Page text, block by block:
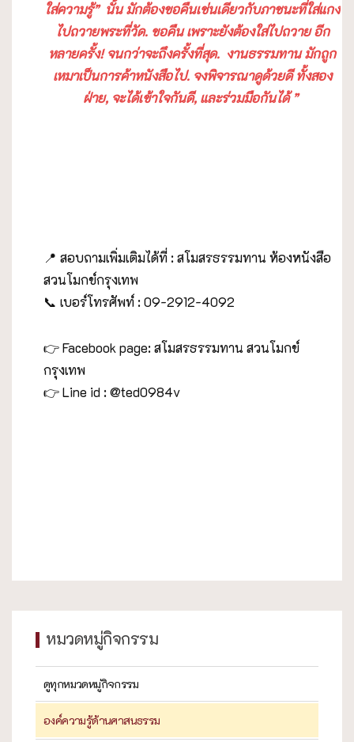
ใส่ความรู้” นั้น มักต้องขอคืนเช่นเดียวกับภาชนะที่ใส่แกง
ไปถวายพระที่วัด. ขอคืน เพราะยังต้องใส่ไปถวาย อีก
หลายครั้ง!จนกว่าจะถึงครั้งที่สุด. งานธรรมทาน มักถูก
เหมาเป็นการค้าหนังสือไป. จงพิจารณาดูด้วยดี ทั้งสอง
ฝ่าย, จะได้เข้าใจกันดี, และร่วมมือกันได้”
📍 สอบถามเพิ่มเติมได้ที่ : สโมสรธรรมทาน ห้องหนังสือ
สวนโมกข์กรุงเทพ
📞 เบอร์โทรศัพท์ : 09-2912-4092
👉 Facebook page: สโมสรธรรมทาน สวนโมกข์
กรุงเทพ
👉 Line id : @ted0984v
หมวดหมู่กิจกรรม
ดูทุกหมวดหมู่กิจกรรม
องค์ความรู้ด้านศาสนธรรม